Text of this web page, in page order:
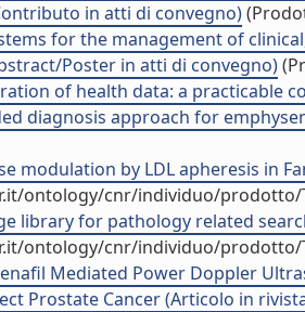
in atti di convegno)
for the management of
Poster in atti di convegno)
of health data: a practicable
diagnosis approach for
modulation by LDL apheresis in
ontology/cnr/individuo/prodotto/
library for pathology related
ontology/cnr/individuo/prodotto/
Mediated Power Doppler
Prostate Cancer (Articolo in